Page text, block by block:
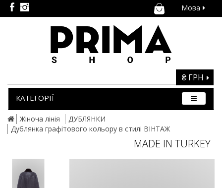
Мова
КАТЕГОРІЇ
₴ ГРН
Жіноча лінія
ДУБЛЯНКИ
Дублянка графітового кольору в стилі ВІНТАЖ
MADE IN TURKEY